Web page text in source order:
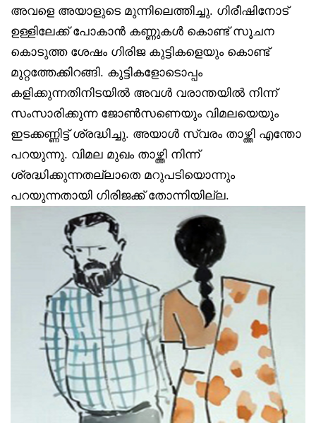
അവളെ അയാളുടെ മുന്നിലെത്തിച്ചു. ഗിരീഷിനോട്
ഉള്ളിലേക്ക് പോകാൻ കണ്ണുകൾ കൊണ്ട് സൂചന
കൊടുത്ത ശേഷം ഗിരിജ കുട്ടികളെയും കൊണ്ട്
മുറ്റത്തേക്കിറങ്ങി. കുട്ടികളോടൊപ്പം
കളിക്കുന്നതിനിടയിൽ അവൾ വരാന്തയിൽ നിന്ന്
സംസാരിക്കുന്ന ജോൺസണെയും വിമലയെയും
ഇടക്കണ്ണിട്ട് ശ്രദ്ധിച്ചു. അയാൾ സ്വരം താഴ്ത്തി എന്തോ
പറയുന്നു. വിമല മുഖം താഴ്ത്തി നിന്ന്
ശ്രദ്ധിക്കുന്നതല്ലാതെ മറുപടിയൊന്നും
പറയുന്നതായി ഗിരിജക്ക് തോന്നിയില്ല.